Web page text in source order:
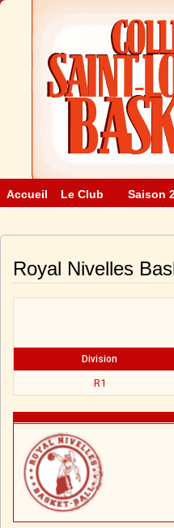
Accueil Le Club Saison
Royal Nivelles
Division
R1